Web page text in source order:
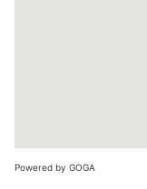
Powered by GOGA